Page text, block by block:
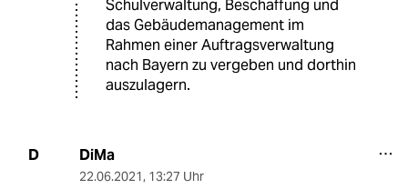
Schulverwaltung, Beschaffung und
das Gebäudemanagement im
Rahmen einer Auftragsverwaltung
nach Bayern zu vergeben und dorthin
auszulagern.
D DiMa
22.06.2021, 13:27 Uhr